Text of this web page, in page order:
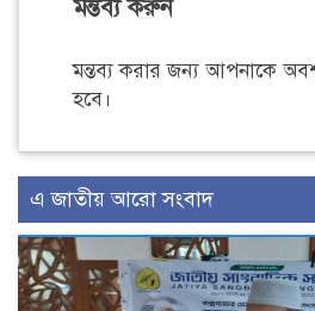
মন্তব্য করুন
মন্তব্য করার জন্য আপনাকে
হবে।
এ জাতীয় আরো সংবাদ